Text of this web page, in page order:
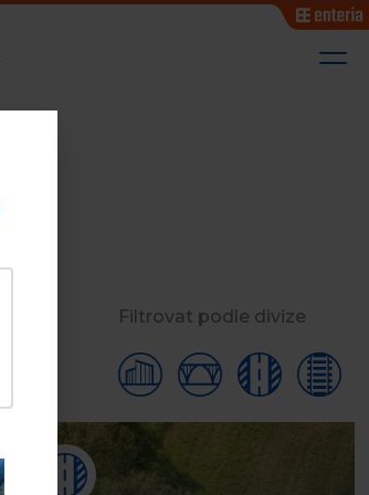
Filtrovat podle divize